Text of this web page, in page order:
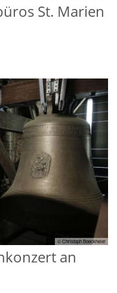
St. Marien
© Christoph Boeckheler
an